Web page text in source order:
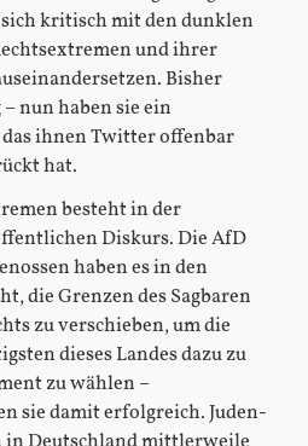
kritisch mit den dunklen
und ihrer
Bisher
nun haben sie ein
ihnen Twitter offenbar
hat.
besteht in der
Diskurs. Die AfD
haben es in den
die Grenzen des Sagbaren
zu verschieben, um die
dieses Landes dazu zu
zu wählen –
sie damit erfolgreich. Juden-